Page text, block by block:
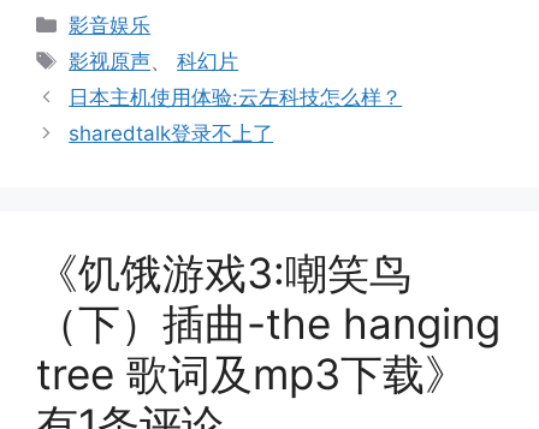
分
类
影音娱乐
标
签
影视原声、科幻片
日本主机使用体验:云左科技怎么样？
sharedtalk登录不上了
《饥饿游戏3:嘲笑鸟
（下）插曲-the hanging
tree 歌词及mp3下载》